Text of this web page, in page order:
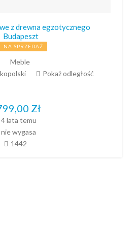
z drewna egzotycznego
Budapeszt
NA SPRZEDAŻ
Meble
Pokaż odległość
Zł
4 lata temu
nie wygasa
1442